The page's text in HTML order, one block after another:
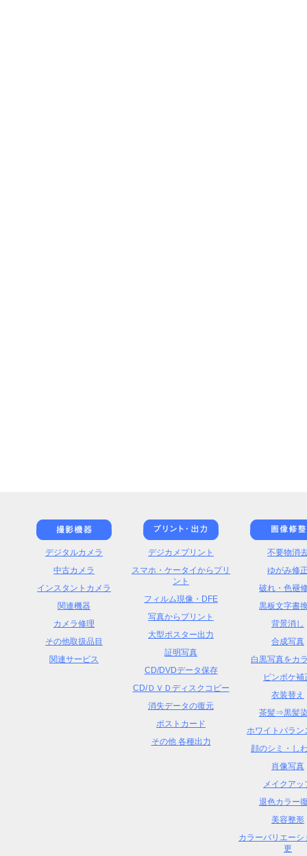
デジタルカメラ
中古カメラ
インスタントカメラ
関連機器
カメラ修理
その他取扱品目
関連サービス
デジカメプリント
スマホ・ケータイからプリ
ント
フィルム現像・DFE
写真からプリント
大型ポスター出力
証明写真
CD/DVDデータ保存
CD/ＤＶＤディスクコピー
消失データの復元
ポストカード
その他 各種出力
不要物消
ゆがみ修
破れ・色褪
黒板文字書
背景消し
合成写真
白黒写真をカ
ピンボケ補
衣装替え
茶髪⇒黒髪
ホワイトバラン
顔のシミ・し
肖像写真
メイクアッ
退色カラー
美容整形
カラーバリエーシ
更